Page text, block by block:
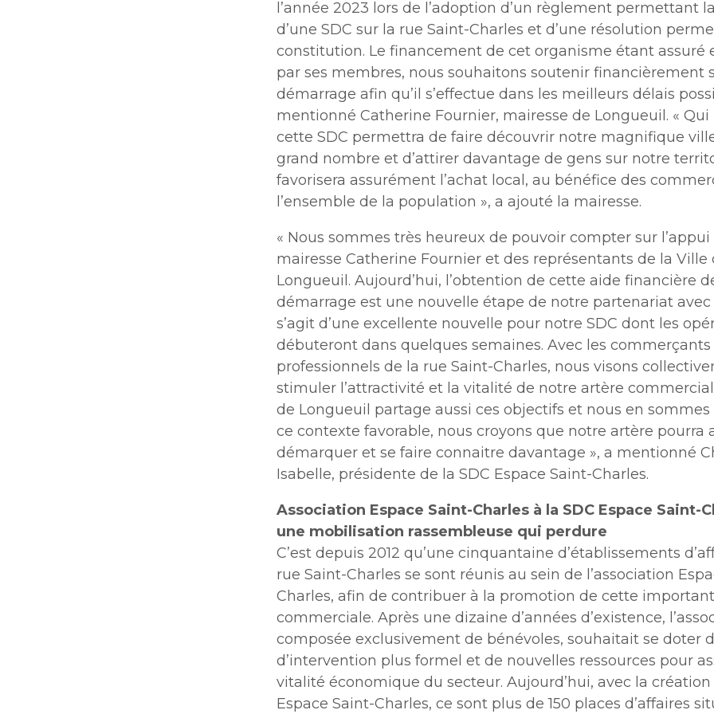
l’année 2023 lors de l’adoption d’un règlement permettant
d’une SDC sur la rue Saint-Charles et d’une résolution
constitution. Le financement de cet organisme étant assuré
par ses membres, nous souhaitons soutenir financièrement
démarrage afin qu’il s’effectue dans les meilleurs délais
mentionné Catherine Fournier, mairesse de Longueuil. « Qui
cette SDC permettra de faire découvrir notre magnifique
grand nombre et d’attirer davantage de gens sur notre
favorisera assurément l’achat local, au bénéfice des
l’ensemble de la population », a ajouté la mairesse.
« Nous sommes très heureux de pouvoir compter sur l’appui
mairesse Catherine Fournier et des représentants de la Ville
Longueuil. Aujourd’hui, l’obtention de cette aide financière
démarrage est une nouvelle étape de notre partenariat avec
s’agit d’une excellente nouvelle pour notre SDC dont les
débuteront dans quelques semaines. Avec les
professionnels de la rue Saint-Charles, nous visons
stimuler l’attractivité et la vitalité de notre artère
de Longueuil partage aussi ces objectifs et nous en sommes
ce contexte favorable, nous croyons que notre artère pourra
démarquer et se faire connaitre davantage », a mentionné
Isabelle, présidente de la SDC Espace Saint-Charles.
Association Espace Saint-Charles à la SDC Espace Saint-
une mobilisation rassembleuse qui perdure
C’est depuis 2012 qu’une cinquantaine d’établissements
rue Saint-Charles se sont réunis au sein de l’association
Charles, afin de contribuer à la promotion de cette
commerciale. Après une dizaine d’années d’existence,
composée exclusivement de bénévoles, souhaitait se doter
d’intervention plus formel et de nouvelles ressources pour
vitalité économique du secteur. Aujourd’hui, avec la création
Espace Saint-Charles, ce sont plus de 150 places d’affaires